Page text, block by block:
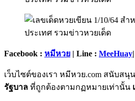
Facebook : หมีหวย | Line : MeeHuay
เว็บไซต์ของเรา หมีหวย.com สนับสนุ
รัฐบาล ที่ถูกต้องตามกฏหมายเท่านั้น